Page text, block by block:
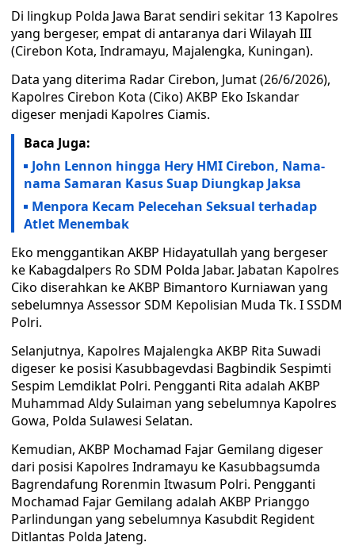
Di lingkup Polda Jawa Barat sendiri sekitar 13 Kapolres
yang bergeser, empat di antaranya dari Wilayah III
(Cirebon Kota, Indramayu, Majalengka, Kuningan).
Data yang diterima Radar Cirebon, Jumat (26/6/2026),
Kapolres Cirebon Kota (Ciko) AKBP Eko Iskandar
digeser menjadi Kapolres Ciamis.
Baca Juga:
John Lennon hingga Hery HMI Cirebon, Nama-
nama Samaran Kasus Suap Diungkap Jaksa
Menpora Kecam Pelecehan Seksual terhadap
Atlet Menembak
Eko menggantikan AKBP Hidayatullah yang bergeser
ke Kabagdalpers Ro SDM Polda Jabar. Jabatan Kapolres
Ciko diserahkan ke AKBP Bimantoro Kurniawan yang
sebelumnya Assessor SDM Kepolisian Muda Tk. I SSDM
Polri.
Selanjutnya, Kapolres Majalengka AKBP Rita Suwadi
digeser ke posisi Kasubbagevdasi Bagbindik Sespimti
Sespim Lemdiklat Polri. Pengganti Rita adalah AKBP
Muhammad Aldy Sulaiman yang sebelumnya Kapolres
Gowa, Polda Sulawesi Selatan.
Kemudian, AKBP Mochamad Fajar Gemilang digeser
dari posisi Kapolres Indramayu ke Kasubbagsumda
Bagrendafung Rorenmin Itwasum Polri. Pengganti
Mochamad Fajar Gemilang adalah AKBP Prianggo
Parlindungan yang sebelumnya Kasubdit Regident
Ditlantas Polda Jateng.